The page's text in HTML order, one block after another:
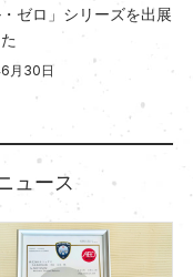
ゼロ」シリーズを出展
月30日
ュース